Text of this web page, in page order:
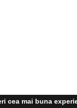
cea mai buna